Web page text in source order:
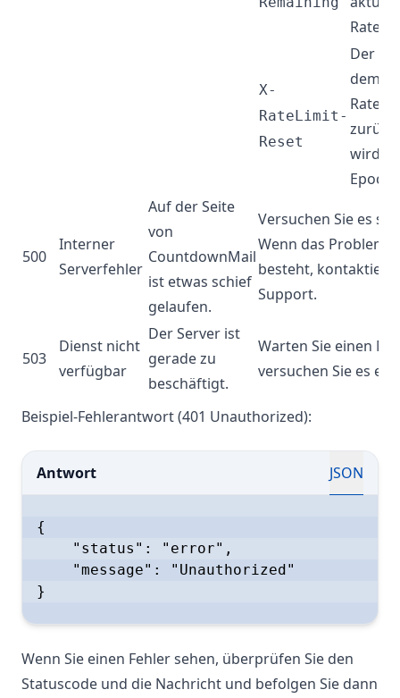
X-
RateLimit-
Reset
Der
dem
wird,
500
Interner
Serverfehler
Auf der Seite
von
CountdownMail
ist etwas schief
gelaufen.
Versuchen Sie es
Wenn das Problem
besteht,
Support.
503
Dienst nicht
verfügbar
Der Server ist
gerade zu
beschäftigt.
Warten Sie einen
versuchen Sie es
Beispiel-Fehlerantwort (401 Unauthorized):
Antwort JSON
{
    "status": "error",
    "message": "Unauthorized"
}
Wenn Sie einen Fehler sehen, überprüfen Sie den
Statuscode und die Nachricht und befolgen Sie dann